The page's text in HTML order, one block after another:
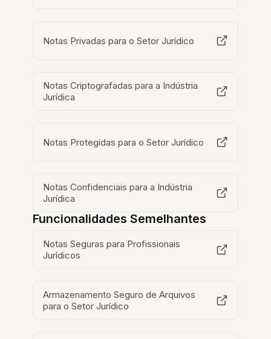
Notas Privadas para o Setor Jurídico
Notas Criptografadas para a Indústria
Jurídica
Notas Protegidas para o Setor Jurídico
Notas Confidenciais para a Indústria
Jurídica
Funcionalidades Semelhantes
Notas Seguras para Profissionais
Jurídicos
Armazenamento Seguro de Arquivos
para o Setor Jurídico